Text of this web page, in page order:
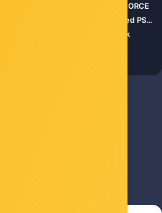
GeForce RTX 5070 WINDFORCE
192bit, PCI-E 5.0, Recommended PSU
connector, 3x DP, 1x HDMI) Black